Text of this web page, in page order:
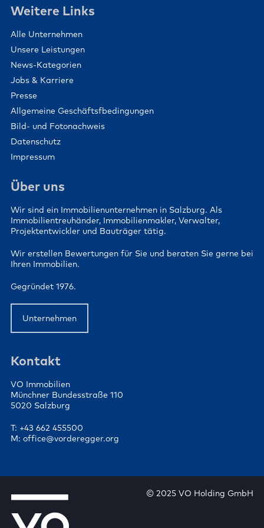
Weitere Links
Alle Unternehmen
Unsere Leistungen
News-Kategorien
Jobs & Karriere
Presse
Allgemeine Geschäftsfbedingungen
Bild- und Fotonachweis
Datenschutz
Impressum
Über uns
Wir sind ein Immobilienunternehmen in Salzburg. Als
Immobilientreuhänder, Immobilienmakler, Verwalter,
Projektentwickler und Bauträger tätig.
Wir erstellen Bewertungen für Sie und beraten Sie gerne bei
Ihren Immobilien.
Gegründet 1976.
Unternehmen
Kontakt
VO Immobilien
Münchner Bundesstraße 110
5020 Salzburg
T: +43 662 455500
M: office@vorderegger.org
© 2025 VO Holding GmbH